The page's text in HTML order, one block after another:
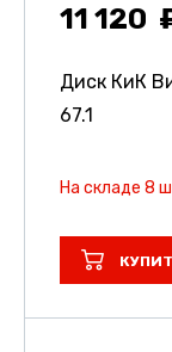
11 120
Диск КиК
67.1
На складе 8